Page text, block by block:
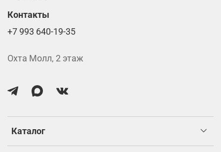
Каталог
Контакты
+7 993 640-19-35
Охта Молл, 2 этаж